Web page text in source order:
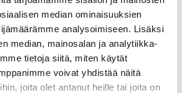
median ominaisuuksien
analysoimiseen. Lisäksi
median, mainosalan ja analytiikka-
tietoja siitä, miten käytät
voivat yhdistää näitä
joita olet antanut heille tai joita on
tauot
tauot
ja viikkolepo